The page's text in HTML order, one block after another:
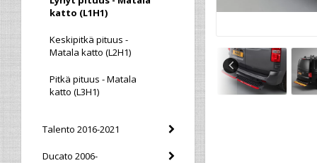
katto (L1H1)
Keskipitkä pituus -
Matala katto (L2H1)
Pitkä pituus - Matala
katto (L3H1)
Talento 2016-2021
Ducato 2006-